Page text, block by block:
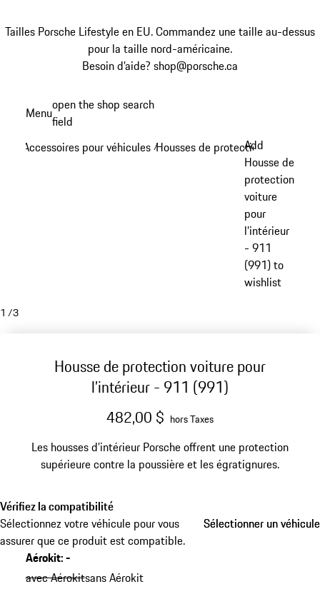
Tailles Porsche Lifestyle en EU. Commandez une taille au-dessus
pour la taille nord-américaine.
Besoin d’aide? shop@porsche.ca
principal
Menuopen the shop search
field
Accessoires pour véhicules /Housses de protection
Add
Housse de
protection
voiture
pour
l’intérieur
- 911
(991) to
wishlist
1 /3
Housse de protection voiture pour
l’intérieur - 911 (991)
482,00 $ hors Taxes
Les housses d’intérieur Porsche offrent une protection
supérieure contre la poussière et les égratignures.
Vérifiez la compatibilité
Sélectionnez votre véhicule pour vous
assurer que ce produit est compatible.
Sélectionner un véhicule
Sélectionner un véhicule
Aérokit:-
avec Aérokitsans Aérokit